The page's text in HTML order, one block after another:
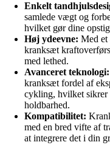
Enkelt
samlede vægt og
hvilket gør dine
Høj ydeevne: Med et
kranksæt
med lethed.
Avanceret teknologi:
kranksæt fordel af
cykling, hvilket sikrer
holdbarhed.
Kompatibilitet:
med en bred vifte af
at integrere det i din